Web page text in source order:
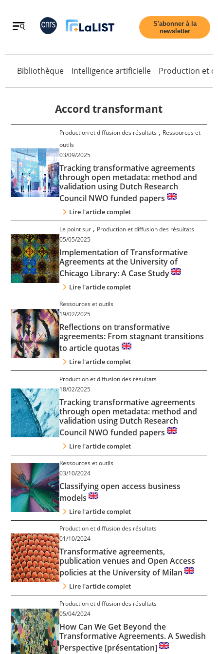
Retour
Tous les articles
Qui sommes nous ?
Nous suivre
S'abonner à la
newsletter
Bibliothèque Intelligence artificielle Production et
Accord transformant
Production et diffusion des résultats , Ressources et
outils
03/09/2025
Tracking transformative agreements
through open metadata: method and
validation using Dutch Research
Council NWO funded papers
Lire l'article complet
Le point sur , Production et diffusion des résultats
05/05/2025
Implementation of Transformative
Agreements at the University of
Chicago Library: A Case Study
Lire l'article complet
Ressources et outils
19/02/2025
Reflections on transformative
agreements: From stagnant transitions
to article quotas
Lire l'article complet
Production et diffusion des résultats
18/02/2025
Tracking transformative agreements
through open metadata: method and
validation using Dutch Research
Council NWO funded papers
Lire l'article complet
Ressources et outils
03/10/2024
Classifying open access business
models
Lire l'article complet
Production et diffusion des résultats
01/10/2024
Transformative agreements,
publication venues and Open Access
policies at the University of Milan
Lire l'article complet
Production et diffusion des résultats
05/04/2024
How Can We Get Beyond the
Transformative Agreements. A Swedish
Perspective [présentation]